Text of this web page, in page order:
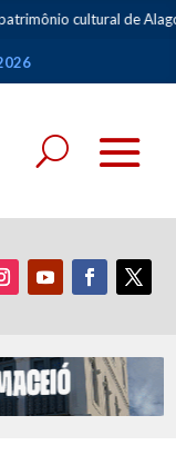
de Alagoas •